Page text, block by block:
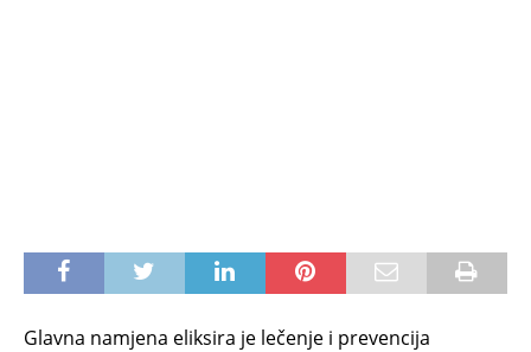
Glavna namjena eliksira je lečenje i prevencija